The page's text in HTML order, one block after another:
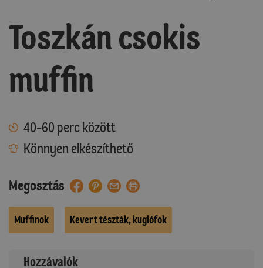
Toszkán csokis
muffin
40-60 perc között
Könnyen elkészíthető
Megosztás
Muffinok Kevert tészták, kuglófok
Hozzávalók